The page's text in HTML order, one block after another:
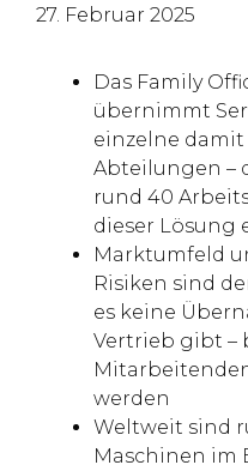
27. Februar 2025
Das Family
übernimmt
einzelne
Abteilungen –
rund 40
dieser Lösung
Marktumfeld
Risiken sind
es keine
Vertrieb gibt –
werden
Weltweit sind
Maschinen im